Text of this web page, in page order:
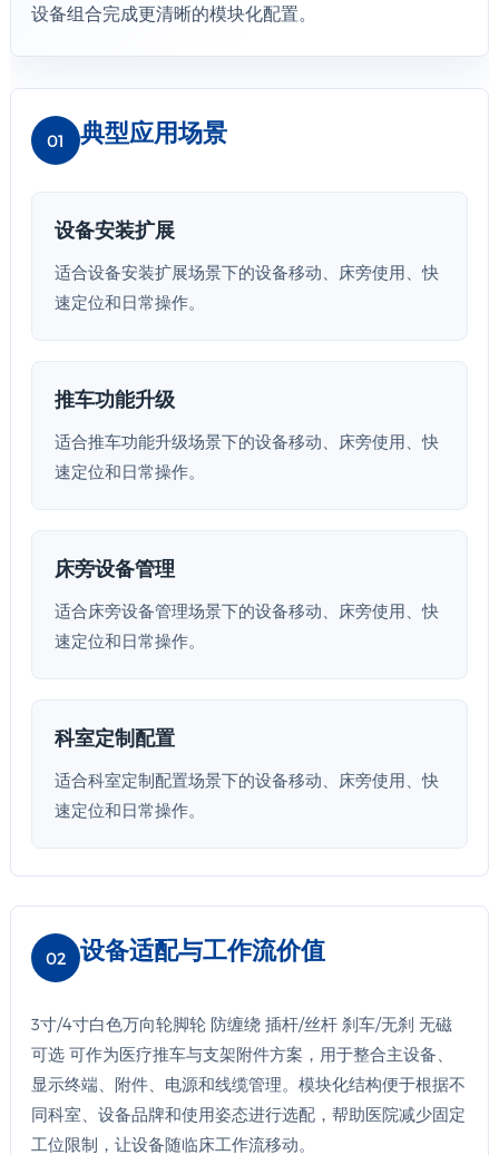
设备组合完成更清晰的模块化配置。
01 典型应用场景
设备安装扩展
适合设备安装扩展场景下的设备移动、床旁使用、快
速定位和日常操作。
推车功能升级
适合推车功能升级场景下的设备移动、床旁使用、快
速定位和日常操作。
床旁设备管理
适合床旁设备管理场景下的设备移动、床旁使用、快
速定位和日常操作。
科室定制配置
适合科室定制配置场景下的设备移动、床旁使用、快
速定位和日常操作。
02 设备适配与工作流价值
3寸/4寸白色万向轮脚轮 防缠绕 插杆/丝杆 刹车/无刹 无磁
可选 可作为医疗推车与支架附件方案，用于整合主设备、
显示终端、附件、电源和线缆管理。模块化结构便于根据不
同科室、设备品牌和使用姿态进行选配，帮助医院减少固定
工位限制，让设备随临床工作流移动。